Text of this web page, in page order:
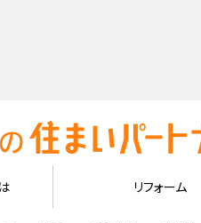
リフォーム